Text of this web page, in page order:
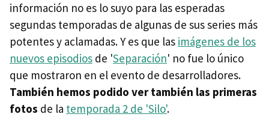
información no es lo suyo para las esperadas
segundas temporadas de algunas de sus series más
potentes y aclamadas. Y es que las imágenes de los
nuevos episodios de 'Separación' no fue lo único
que mostraron en el evento de desarrolladores.
También hemos podido ver también las primeras
fotos de la temporada 2 de 'Silo'.